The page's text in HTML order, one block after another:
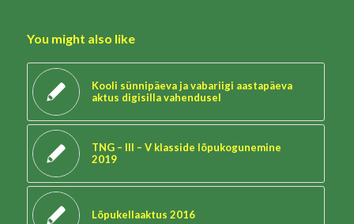
You might also like
Kooli sünnipäeva ja vabariigi aastapäeva
aktus digisilla vahendusel
TNG – III – V klasside lõpukogunemine
2019
Lõpukellaaktus 2016